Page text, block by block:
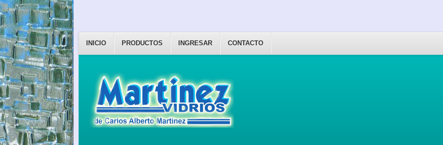
INICIO PRODUCTOS INGRESAR CONTACTO